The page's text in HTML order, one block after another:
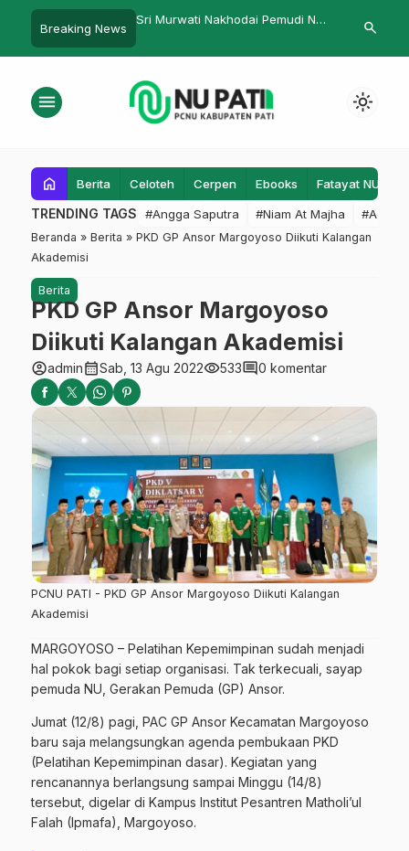
Breaking News
Bandar
Gelar
Pergaulan
search
menu light_mode
home Berita Celoteh Cerpen Ebooks Fatayat NU
TRENDING TAGS #Angga Saputra #Niam At Majha #Admin
Beranda » Berita » PKD GP Ansor Margoyoso Diikuti Kalangan
Akademisi
Berita
PKD GP Ansor Margoyoso
Diikuti Kalangan Akademisi
account_circleadmincalendar_monthSab, 13 Agu 2022visibility533comment0 komentar
PCNU PATI - PKD GP Ansor Margoyoso Diikuti Kalangan
Akademisi
MARGOYOSO – Pelatihan Kepemimpinan sudah menjadi
hal pokok bagi setiap organisasi. Tak terkecuali, sayap
pemuda NU, Gerakan Pemuda (GP) Ansor.
Jumat (12/8) pagi, PAC GP Ansor Kecamatan Margoyoso
baru saja melangsungkan agenda pembukaan PKD
(Pelatihan Kepemimpinan dasar). Kegiatan yang
rencanannya berlangsung sampai Minggu (14/8)
tersebut, digelar di Kampus Institut Pesantren Matholi’ul
Falah (Ipmafa), Margoyoso.